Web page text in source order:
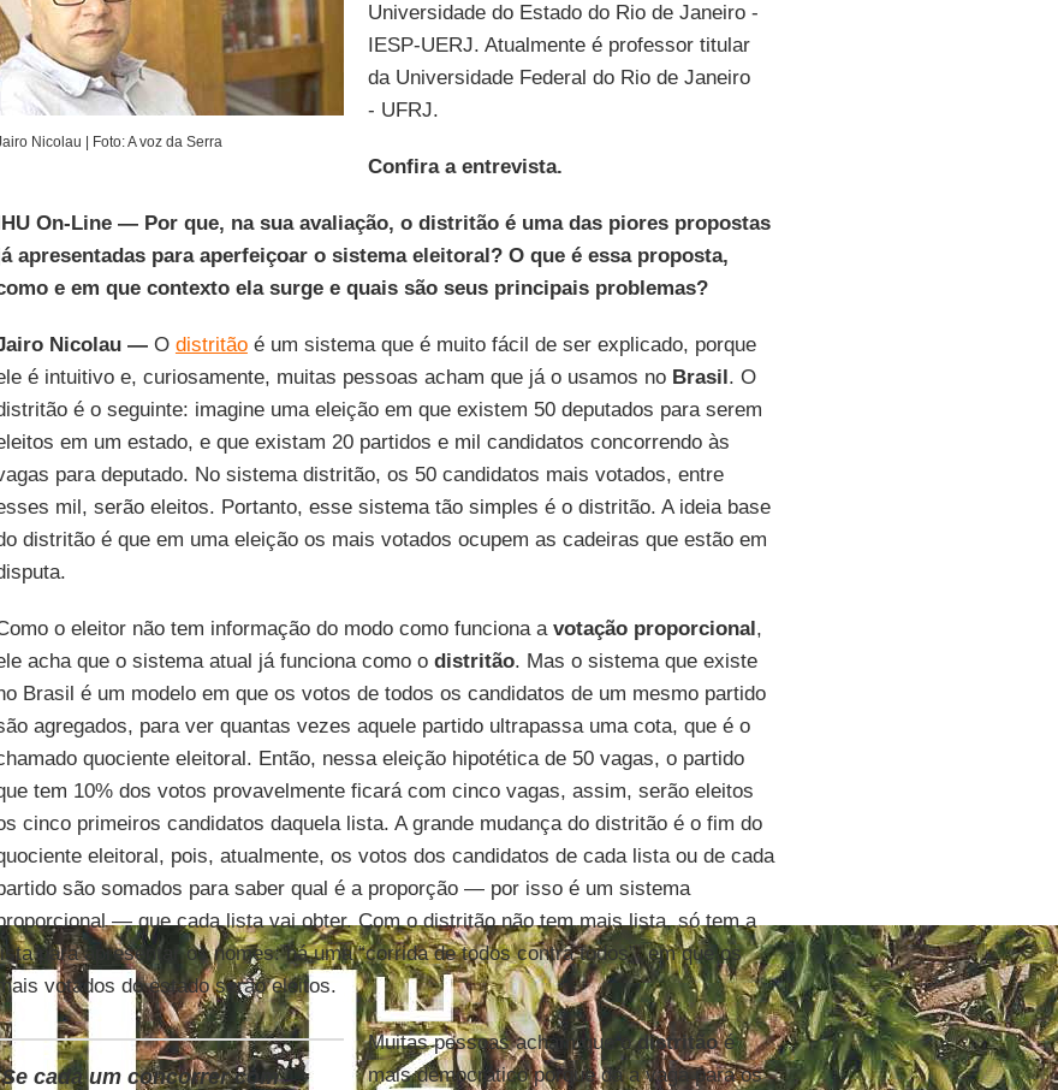
Nicolau | Foto: A voz da Serra
Universidade do Estado do Rio de Janeiro -
IESP-UERJ. Atualmente é professor titular
da Universidade Federal do Rio de Janeiro
- UFRJ.
Confira a entrevista.
On-Line — Por que, na sua avaliação, o distritão é uma das piores propostas
apresentadas para aperfeiçoar o sistema eleitoral? O que é essa proposta,
e em que contexto ela surge e quais são seus principais problemas?
Nicolau —O distritãoé um sistema que é muito fácil de ser explicado, porque
é intuitivo e, curiosamente, muitas pessoas acham que já o usamos no Brasil. O
é o seguinte: imagine uma eleição em que existem 50 deputados para serem
em um estado, e que existam 20 partidos e mil candidatos concorrendo às
para deputado. No sistema distritão, os 50 candidatos mais votados, entre
mil, serão eleitos. Portanto, esse sistema tão simples é o distritão. A ideia base
distritão é que em uma eleição os mais votados ocupem as cadeiras que estão em
o eleitor não tem informação do modo como funciona a votação proporcional,
acha que o sistema atual já funciona como o distritão. Mas o sistema que existe
Brasil é um modelo em que os votos de todos os candidatos de um mesmo partido
agregados, para ver quantas vezes aquele partido ultrapassa uma cota, que é o
quociente eleitoral. Então, nessa eleição hipotética de 50 vagas, o partido
tem 10% dos votos provavelmente ficará com cinco vagas, assim, serão eleitos
cinco primeiros candidatos daquela lista. A grande mudança do distritão é o fim do
eleitoral, pois, atualmente, os votos dos candidatos de cada lista ou de cada
são somados para saber qual é a proporção — por isso é um sistema
— que cada lista vai obter. Com o distritão não tem mais lista, só tem a
para apresentar os nomes: há uma “corrida de todos contra todos”, em que os
votados do estado serão eleitos.
Se cada um concorrer com
Muitas pessoas acham que odistritãoé
mais democrático porque dá a vaga para os